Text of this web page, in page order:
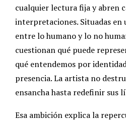
cualquier lectura fija y abren
interpretaciones. Situadas
entre lo humano y lo no
cuestionan qué puede
qué entendemos por
presencia. La artista no
ensancha hasta redefinir sus
Esa ambición explica la